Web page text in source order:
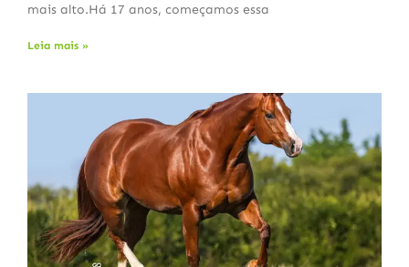
mais alto.Há 17 anos, começamos essa
Leia mais »